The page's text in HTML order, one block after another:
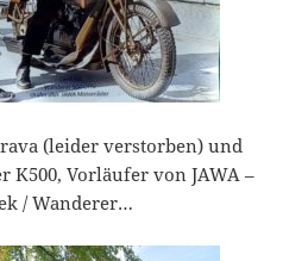
(leider verstorben) und
K500, Vorläufer von JAWA –
/ Wanderer…